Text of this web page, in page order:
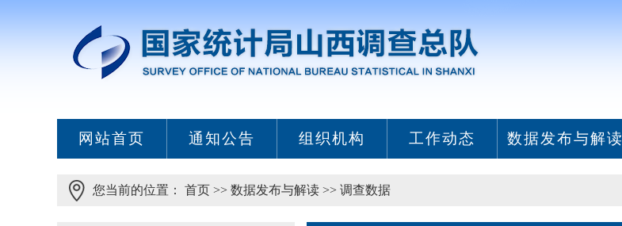
网站首页 通知公告 组织机构 工作动态 数据发布与解读
您当前的位置： 首页 >> 数据发布与解读 >> 调查数据